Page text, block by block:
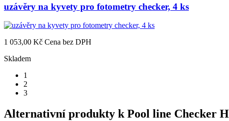
uzávěry na kyvety pro fotometry checker, 4 ks
1 053,00 Kč Cena bez DPH
Skladem
1
2
3
Alternativní produkty k Pool line Checker